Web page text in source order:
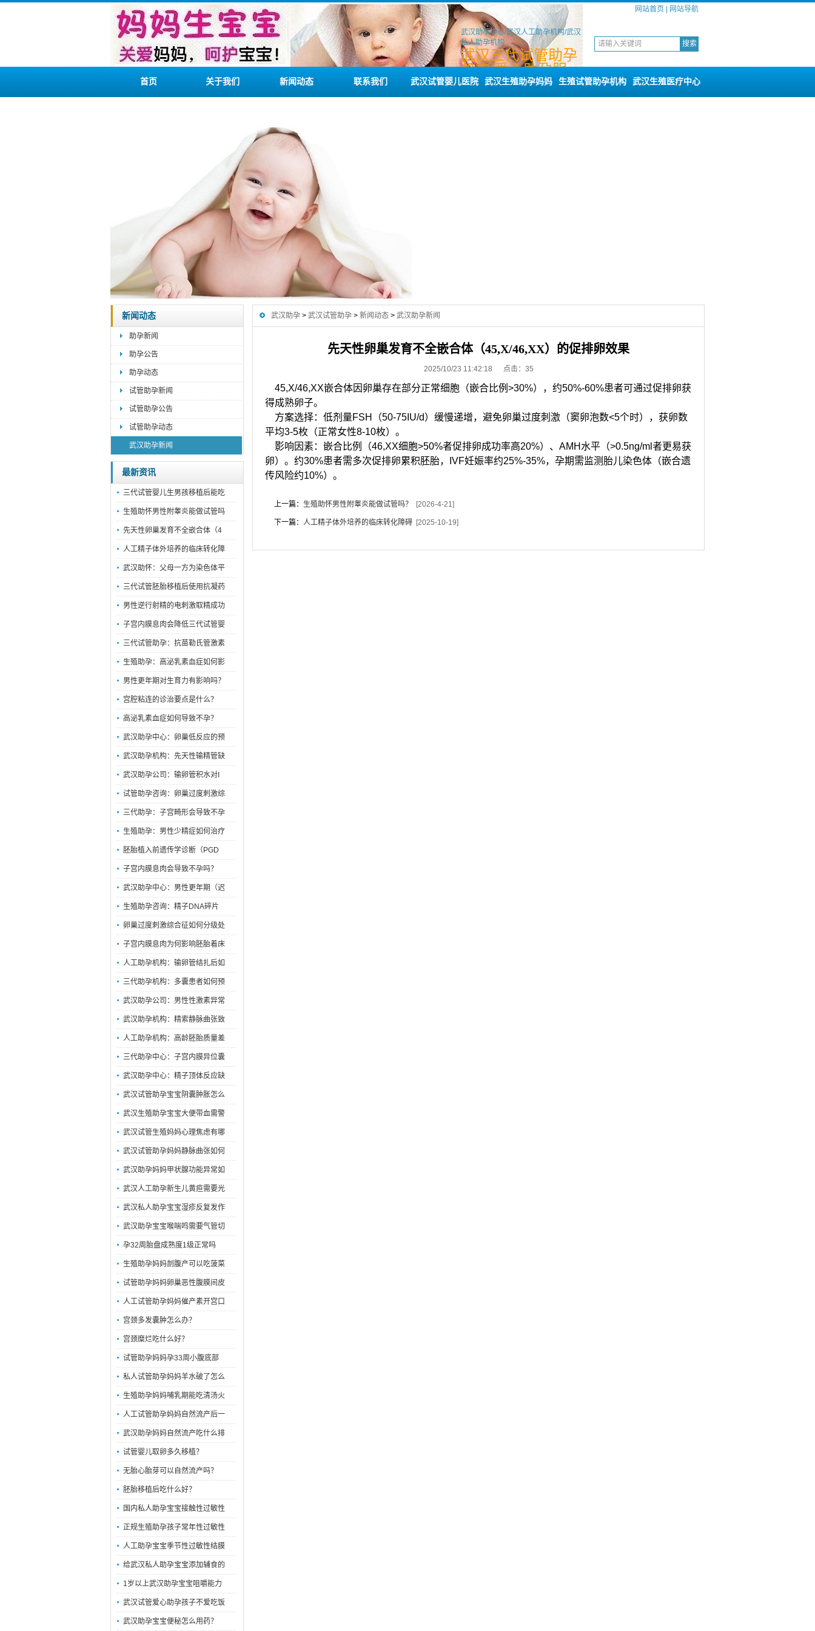
网站首页 网站导航
武汉助孕中心/武汉人工助孕机构/武汉
私人助孕机构
武汉三代试管助孕
机构/爱心助孕服
务/私人试管服务
首页 关于我们 新闻动态 联系我们 武汉试管婴儿医院 武汉生殖助孕妈妈 生殖试管助孕机构 武汉生殖医疗中心
新闻动态
助孕新闻
助孕公告
助孕动态
试管助孕新闻
试管助孕公告
试管助孕动态
武汉助孕新闻
最新资讯
三代试管婴儿生男孩移植后能吃
生殖助怀男性附睾炎能做试管吗
先天性卵巢发育不全嵌合体（4
人工精子体外培养的临床转化障
武汉助怀：父母一方为染色体平
三代试管胚胎移植后使用抗凝药
男性逆行射精的电刺激取精成功
子宫内膜息肉会降低三代试管婴
三代试管助孕：抗苗勒氏管激素
生殖助孕：高泌乳素血症如何影
男性更年期对生育力有影响吗？
宫腔粘连的诊治要点是什么？
高泌乳素血症如何导致不孕？
武汉助孕中心：卵巢低反应的预
武汉助孕机构：先天性输精管缺
武汉助孕公司：输卵管积水对I
试管助孕咨询：卵巢过度刺激综
三代助孕：子宫畸形会导致不孕
生殖助孕：男性少精症如何治疗
胚胎植入前遗传学诊断（PGD
子宫内膜息肉会导致不孕吗？
武汉助孕中心：男性更年期（迟
生殖助孕咨询：精子DNA碎片
卵巢过度刺激综合征如何分级处
子宫内膜息肉为何影响胚胎着床
人工助孕机构：输卵管结扎后如
三代助孕机构：多囊患者如何预
武汉助孕公司：男性性激素异常
武汉助孕机构：精索静脉曲张致
人工助孕机构：高龄胚胎质量差
三代助孕中心：子宫内膜异位囊
武汉助孕中心：精子顶体反应缺
武汉试管助孕宝宝阴囊肿胀怎么
武汉生殖助孕宝宝大便带血需警
武汉试管生殖妈妈心理焦虑有哪
武汉试管助孕妈妈静脉曲张如何
武汉助孕妈妈甲状腺功能异常如
武汉人工助孕新生儿黄疸需要光
武汉私人助孕宝宝湿疹反复发作
武汉助孕宝宝喉喘鸣需要气管切
孕32周胎盘成熟度1级正常吗
生殖助孕妈妈剖腹产可以吃菠菜
试管助孕妈妈卵巢恶性腹膜间皮
人工试管助孕妈妈催产素开宫口
宫颈多发囊肿怎么办？
宫颈糜烂吃什么好？
试管助孕妈妈孕33周小腹底部
私人试管助孕妈妈羊水破了怎么
生殖助孕妈妈哺乳期能吃清汤火
人工试管助孕妈妈自然流产后一
武汉助孕妈妈自然流产吃什么排
试管婴儿取卵多久移植？
无胎心胎芽可以自然流产吗？
胚胎移植后吃什么好？
国内私人助孕宝宝接触性过敏性
正规生殖助孕孩子常年性过敏性
人工助孕宝宝季节性过敏性结膜
给武汉私人助孕宝宝添加辅食的
1岁以上武汉助孕宝宝咀嚼能力
武汉试管爱心助孕孩子不爱吃饭
武汉助孕宝宝便秘怎么用药？
武汉助孕 > 武汉试管助孕 > 新闻动态 > 武汉助孕新闻
先天性卵巢发育不全嵌合体（45,X/46,XX）的促排卵效果
2025/10/23 11:42:18 点击： 35
45,X/46,XX嵌合体因卵巢存在部分正常细胞（嵌合比例>30%），约50%-60%患者可通过促排卵获
得成熟卵子。
方案选择：低剂量FSH（50-75IU/d）缓慢递增，避免卵巢过度刺激（窦卵泡数<5个时），获卵数
平均3-5枚（正常女性8-10枚）。
影响因素：嵌合比例（46,XX细胞>50%者促排卵成功率高20%）、AMH水平（>0.5ng/ml者更易获
卵）。约30%患者需多次促排卵累积胚胎，IVF妊娠率约25%-35%，孕期需监测胎儿染色体（嵌合遗
传风险约10%）。
上一篇： 生殖助怀男性附睾炎能做试管吗？ [2026-4-21]
下一篇： 人工精子体外培养的临床转化障碍 [2025-10-19]